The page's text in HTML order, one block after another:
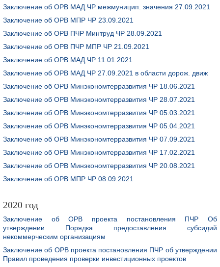
Заключение об ОРВ МАД ЧР межмуницип. значения 27.09.2021
Заключение об ОРВ МПР ЧР 23.09.2021
Заключение об ОРВ ПЧР Минтруд ЧР 28.09.2021
Заключение об ОРВ ПЧР МПР ЧР 21.09.2021
Заключение об ОРВ МАД ЧР 11.01.2021
Заключение об ОРВ МАД ЧР 27.09.2021 в области дорож. движ
Заключение об ОРВ Минэкономтерразвития ЧР 18.06.2021
Заключение об ОРВ Минэкономтерразвития ЧР 28.07.2021
Заключение об ОРВ Минэкономтерразвития ЧР 05.03.2021
Заключение об ОРВ Минэкономтерразвития ЧР 05.04.2021
Заключение об ОРВ Минэкономтерразвития ЧР 07.09.2021
Заключение об ОРВ Минэкономтерразвития ЧР 17.02.2021
Заключение об ОРВ Минэкономтерразвития ЧР 20.08.2021
Заключение об ОРВ МПР ЧР 08.09.2021
2020 год
Заключение об ОРВ проекта постановления ПЧР Об
утверждении Порядка предоставления субсидий
некоммерческим организациям
Заключение об ОРВ проекта постановления ПЧР об утверждении
Правил проведения проверки инвестиционных проектов